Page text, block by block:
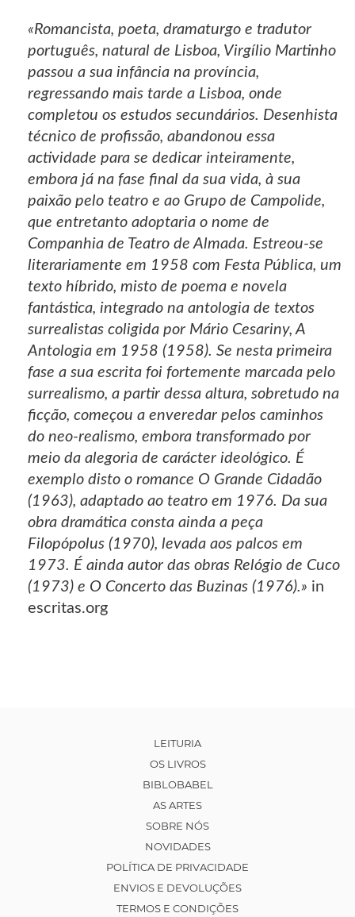
«Romancista, poeta, dramaturgo e tradutor
português, natural de Lisboa, Virgílio Martinho
passou a sua infância na província,
regressando mais tarde a Lisboa, onde
completou os estudos secundários. Desenhista
técnico de profissão, abandonou essa
actividade para se dedicar inteiramente,
embora já na fase final da sua vida, à sua
paixão pelo teatro e ao Grupo de Campolide,
que entretanto adoptaria o nome de
Companhia de Teatro de Almada. Estreou-se
literariamente em 1958 com Festa Pública, um
texto híbrido, misto de poema e novela
fantástica, integrado na antologia de textos
surrealistas coligida por Mário Cesariny, A
Antologia em 1958 (1958). Se nesta primeira
fase a sua escrita foi fortemente marcada pelo
surrealismo, a partir dessa altura, sobretudo na
ficção, começou a enveredar pelos caminhos
do neo-realismo, embora transformado por
meio da alegoria de carácter ideológico. É
exemplo disto o romance O Grande Cidadão
(1963), adaptado ao teatro em 1976. Da sua
obra dramática consta ainda a peça
Filopópolus (1970), levada aos palcos em
1973. É ainda autor das obras Relógio de Cuco
(1973) e O Concerto das Buzinas (1976).» in
escritas.org
LEITURIA
OS LIVROS
BIBLOBABEL
AS ARTES
SOBRE NÓS
NOVIDADES
POLÍTICA DE PRIVACIDADE
ENVIOS E DEVOLUÇÕES
TERMOS E CONDIÇÕES